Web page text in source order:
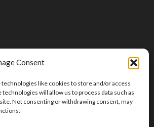
Consent
like cookies to store and/or access
will allow us to process data such as
Not consenting or withdrawing consent, may